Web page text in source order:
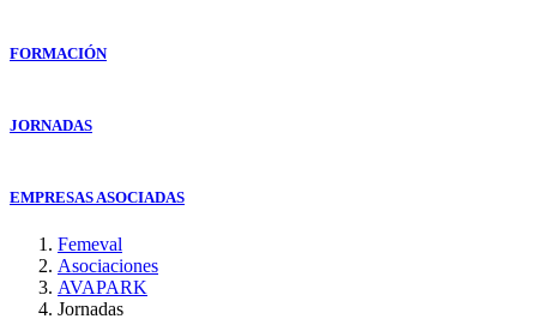
FORMACIÓN
JORNADAS
EMPRESAS ASOCIADAS
Femeval
Asociaciones
AVAPARK
Jornadas